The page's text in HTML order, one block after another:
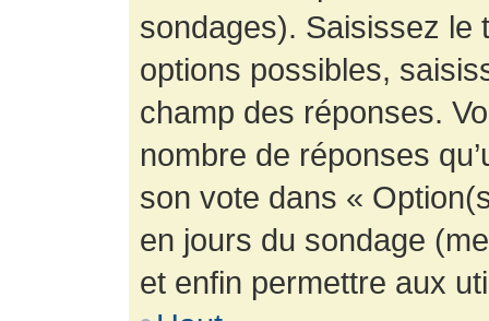
sondages). Saisissez le
options possibles,
champ des réponses.
nombre de réponses
son vote dans «
en jours du sondage
et enfin permettre aux